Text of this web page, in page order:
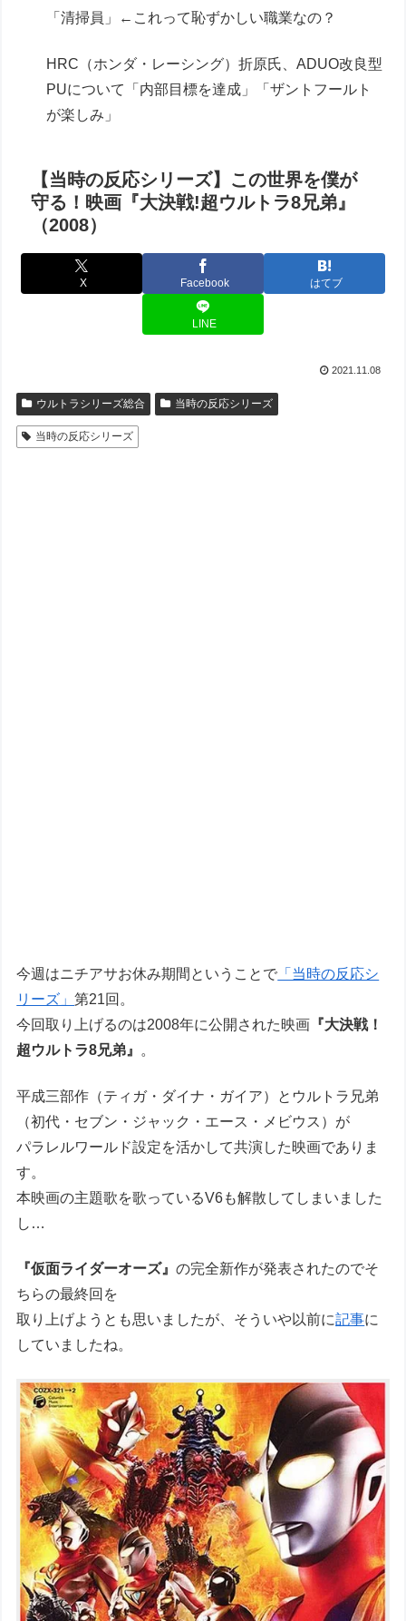
「清掃員」←これって恥ずかしい職業なの？
HRC（ホンダ・レーシング）折原氏、ADUO改良型
PUについて「内部目標を達成」「ザントフールト
が楽しみ」
【当時の反応シリーズ】この世界を僕が
守る！映画『大決戦!超ウルトラ8兄弟』
（2008）
X Facebook はてブ
LINE
2021.11.08
ウルトラシリーズ総合 当時の反応シリーズ
当時の反応シリーズ
今週はニチアサお休み期間ということで 「当時の反応シ
リーズ」第21回。
今回取り上げるのは2008年に公開された映画 『大決戦！
超ウルトラ8兄弟』
。
平成三部作（ティガ・ダイナ・ガイア）とウルトラ兄弟
（初代・セブン・ジャック・エース・メビウス）が
パラレルワールド設定を活かして共演した映画でありま
す。
本映画の主題歌を歌っているV6も解散してしまいました
し…
『仮面ライダーオーズ』の完全新作が発表されたのでそ
ちらの最終回を
取り上げようとも思いましたが、そういや以前に記事に
していましたね。